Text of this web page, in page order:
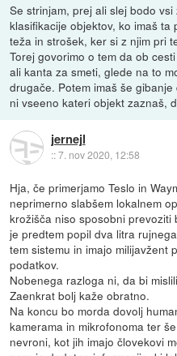
Se strinjam, prej ali slej bodo
klasifikacije objektov, ko imaš
teža in strošek, ker si z njim pri
Torej govorimo o tem da ob
ali kanta za smeti, glede na to
drugače. Potem imaš še
ni vseeno kateri objekt zaznaš,
jernejl
::7. nov 2020, 12:58
Hja, če primerjamo Teslo in
neprimerno slabšem lokalnem
krožišča niso sposobni
je predtem popil dva litra
tem sistemu in imajo milijavžent
podatkov.
Nobenega razloga ni, da bi
Zaenkrat bolj kaže obratno.
Na koncu bo morda dovolj
kamerama in mikrofonoma ter
nevroni, kot jih imajo človekovi